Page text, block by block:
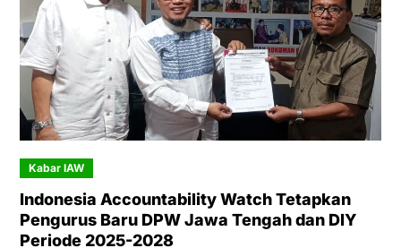
Kabar IAW
Indonesia Accountability Watch Tetapkan
Pengurus Baru DPW Jawa Tengah dan DIY
Periode 2025-2028